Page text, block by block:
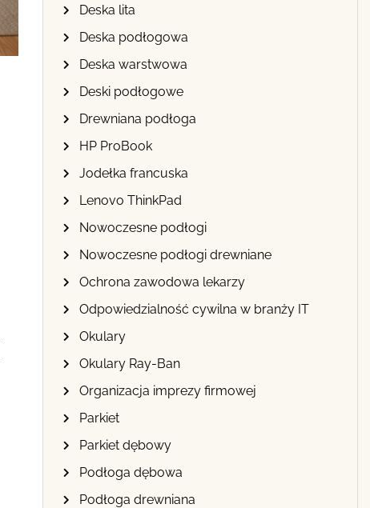
Deska lita
Deska podłogowa
Deska warstwowa
Deski podłogowe
Drewniana podłoga
HP ProBook
Jodełka francuska
Lenovo ThinkPad
Nowoczesne podłogi
Nowoczesne podłogi drewniane
Ochrona zawodowa lekarzy
Odpowiedzialność cywilna w branży IT
Okulary
Okulary Ray-Ban
Organizacja imprezy firmowej
Parkiet
Parkiet dębowy
Podłoga dębowa
Podłoga drewniana